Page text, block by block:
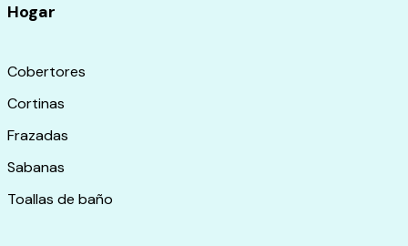
Hogar
Cobertores
Cortinas
Frazadas
Sabanas
Toallas de baño